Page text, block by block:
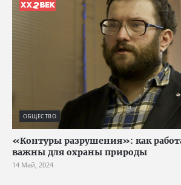
ОБЩЕСТВО
«Контуры разрушения»: как
важны для охраны природы
14 Май, 2024